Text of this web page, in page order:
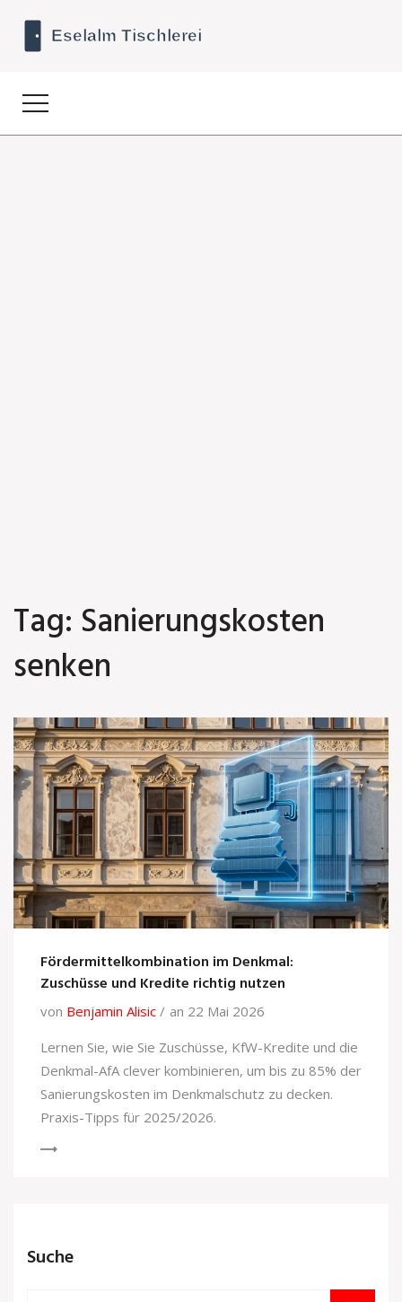
Tag: Sanierungskosten
senken
Fördermittelkombination im Denkmal:
Zuschüsse und Kredite richtig nutzen
von Benjamin Alisic
an 22 Mai 2026
Lernen Sie, wie Sie Zuschüsse, KfW-Kredite und die
Denkmal-AfA clever kombinieren, um bis zu 85% der
Sanierungskosten im Denkmalschutz zu decken.
Praxis-Tipps für 2025/2026.
Suche